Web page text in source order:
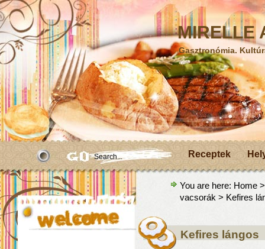
MIRELLE
Gasztronómia.
Receptek
You are here: Home
vacsorák > Kefires
Kefires lángos